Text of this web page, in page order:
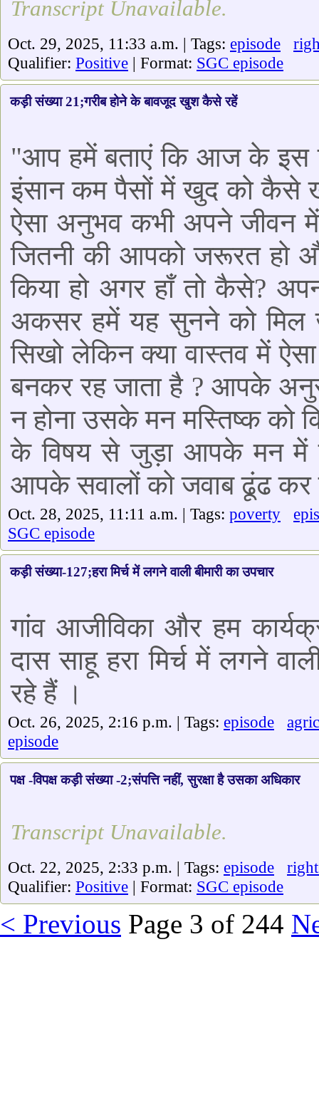
Transcript Unavailable.
Oct. 29, 2025, 11:33 a.m. | Tags: episode
Qualifier: Positive | Format: SGC episode
कड़ी संख्या 21;गरीब होने के बावजूद खुश कैसे रहें
"आप हमें बताएं कि आज के इस
इंसान कम पैसों में खुद को कैसे
ऐसा अनुभव कभी अपने जीवन
जितनी की आपको जरूरत हो
किया हो अगर हाँ तो कैसे?
अकसर हमें यह सुनने को मिल
सिखो लेकिन क्या वास्तव में
बनकर रह जाता है ? आपके
न होना उसके मन मस्तिष्क को
के विषय से जुड़ा आपके मन में
आपके सवालों को जवाब ढूंढ कर
Oct. 28, 2025, 11:11 a.m. | Tags: poverty
SGC episode
कड़ी संख्या-127;हरा मिर्च में लगने वाली बीमारी का उपचार
गांव आजीविका और हम
दास साहू हरा मिर्च में लगने
रहे हैं ।
Oct. 26, 2025, 2:16 p.m. | Tags: episode
episode
पक्ष -विपक्ष कड़ी संख्या -2;संपत्ति नहीं, सुरक्षा है उसका अधिकार
Transcript Unavailable.
Oct. 22, 2025, 2:33 p.m. | Tags: episode
Qualifier: Positive | Format: SGC episode
< Previous Page 3 of 244